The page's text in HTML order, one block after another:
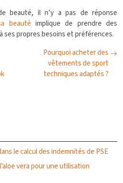
beauté, il n’y a pas de réponse
beauté implique de prendre des
ses propres besoins et préférences.
Pourquoi acheter des
vêtements de sport
techniques adaptés ?
le calcul des indemnités de PSE
vera pour une utilisation